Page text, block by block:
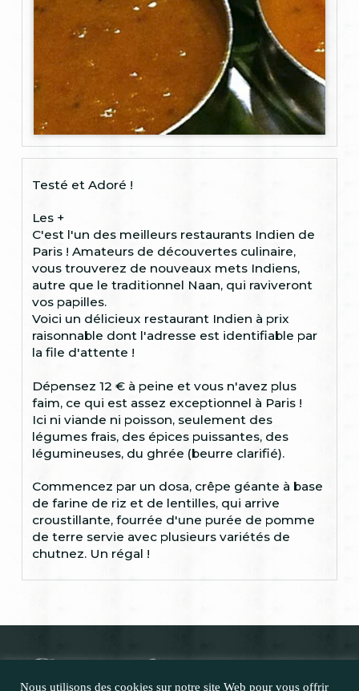
Testé et Adoré ! ​
Les +
C'est l'un des meilleurs restaurants Indien de
Paris ! Amateurs de découvertes culinaire,
vous trouverez de nouveaux mets Indiens,
autre que le traditionnel Naan, qui raviveront
vos papilles.
Voici un délicieux restaurant Indien à prix
raisonnable dont l'adresse est identifiable par
la file d'attente !
Dépensez 12 € à peine et vous n'avez plus
faim, ce qui est assez exceptionnel à Paris !
Ici ni viande ni poisson, seulement des
légumes frais, des épices puissantes, des
légumineuses, du ghrée (beurre clarifié).
Commencez par un dosa, crêpe géante à base
de farine de riz et de lentilles, qui arrive
croustillante, fourrée d'une purée de pomme
de terre servie avec plusieurs variétés de
chutnez. Un régal !
Nous utilisons des cookies sur notre site Web pour vous offrir